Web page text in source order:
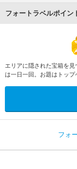
フォートラベルポイン
エリアに隠された宝箱を
は一日一回。お題はトップ
フォ